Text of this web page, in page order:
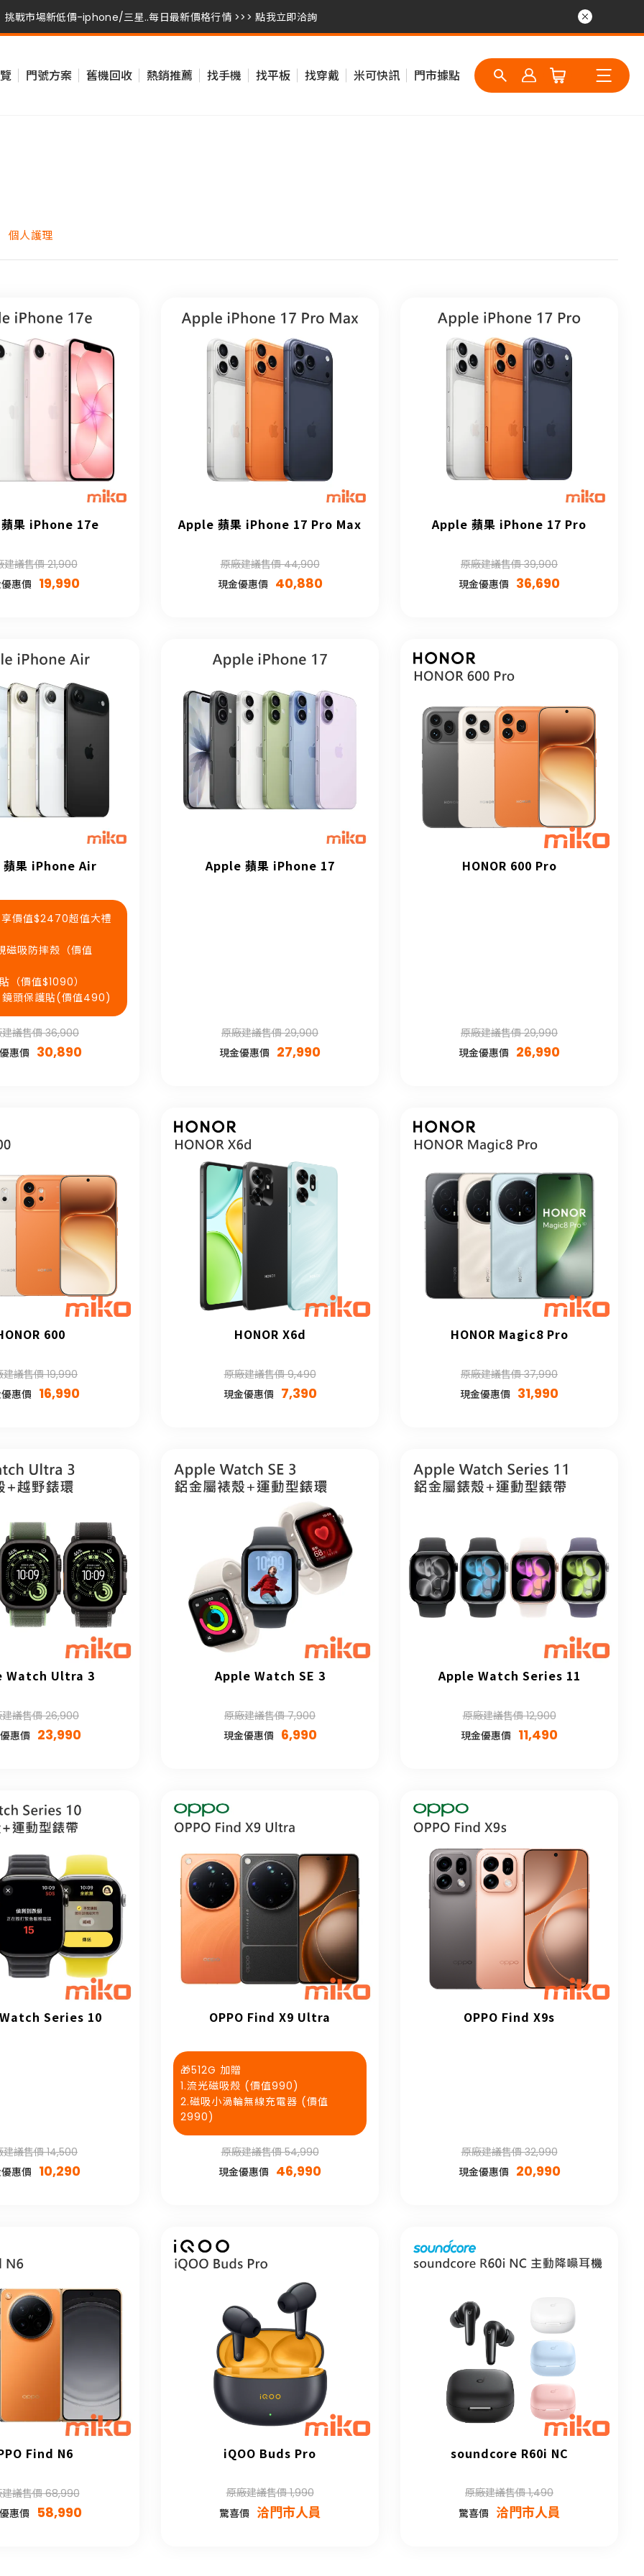
挑戰市場新低價-iphone/三星..每日最新價格行情 >>> 點我立即洽詢
挑戰市場新低價-iphone/三星..每日最新價格行情 >>> 點我立即洽詢
門號方案 舊機回收 熱銷推薦 找手機 找平板 找穿戴 米可快訊 門市據點
個人護理
果 iPhone 17e
建議售價 21,900
惠價 19,990
Apple 蘋果 iPhone 17 Pro Max
原廠建議售價 44,900
現金優惠價 40,880
Apple 蘋果 iPhone 17 Pro
原廠建議售價 39,900
現金優惠價 36,690
果 iPhone Air
價值$2470超值大禮
磁吸防摔殼（價值
（價值$1090）
鏡頭保護貼(價值490)
建議售價 36,900
惠價 30,890
Apple 蘋果 iPhone 17
原廠建議售價 29,900
現金優惠價 27,990
HONOR 600 Pro
原廠建議售價 29,990
現金優惠價 26,990
600
建議售價 19,990
惠價 16,990
HONOR X6d
原廠建議售價 9,490
現金優惠價 7,390
HONOR Magic8 Pro
原廠建議售價 37,990
現金優惠價 31,990
Watch Ultra 3
建議售價 26,900
惠價 23,990
Apple Watch SE 3
原廠建議售價 7,900
現金優惠價 6,990
Apple Watch Series 11
原廠建議售價 12,900
現金優惠價 11,490
Series 10
建議售價 14,500
惠價 10,290
OPPO Find X9 Ultra
🎁512G 加贈
1.流光磁吸殼 (價值990)
2.磁吸小渦輪無線充電器 (價值
2990)
原廠建議售價 54,990
現金優惠價 46,990
OPPO Find X9s
原廠建議售價 32,990
現金優惠價 20,990
Find N6
議售價 68,990
惠價
58,990
iQOO Buds Pro
原廠建議售價 1,990
驚喜價 洽門市人員
soundcore R60i NC
原廠建議售價 1,490
驚喜價 洽門市人員